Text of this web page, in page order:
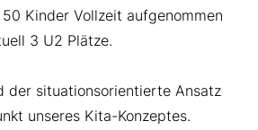
Kinder Vollzeit aufgenommen
3 U2 Plätze.
der situationsorientierte Ansatz
unseres Kita-Konzeptes.